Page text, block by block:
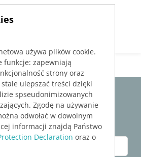
23 for AutoCAD
używa plików cookie.
funkcje: zapewniają
strony oraz
ulepszać treści dzięki
spseudonimizowanych
Zgodę na używanie
odwołać w dowolnym
informacji znajdą Państwo
Declaration oraz o